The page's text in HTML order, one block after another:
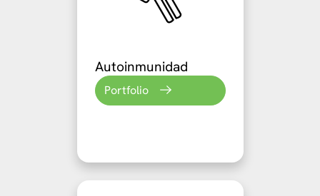
Autoinmunidad
Portfolio